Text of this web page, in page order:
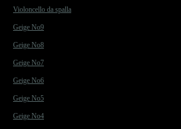
Violoncello da spalla
Geige No9
Geige No8
Geige No7
Geige No6
Geige No5
Geige No4